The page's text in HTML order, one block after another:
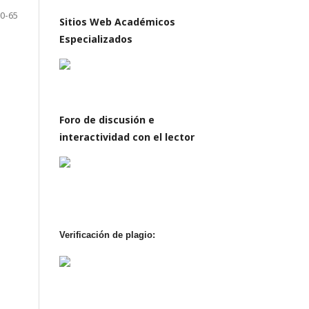
65
Sitios Web Académicos
Especializados
Foro de discusión e
interactividad con el lector
Verificación de plagio: